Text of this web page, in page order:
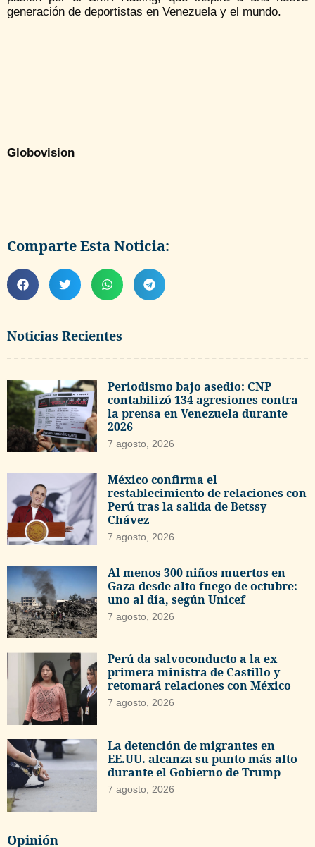
Noticias Recientes
Periodismo bajo asedio: CNP
contabilizó 134 agresiones contra
la prensa en Venezuela durante
2026
7 agosto, 2026
México confirma el
restablecimiento de relaciones con
Perú tras la salida de Betssy
Chávez
7 agosto, 2026
Al menos 300 niños muertos en
Gaza desde alto fuego de octubre:
uno al día, según Unicef
7 agosto, 2026
Perú da salvoconducto a la ex
primera ministra de Castillo y
retomará relaciones con México
7 agosto, 2026
La detención de migrantes en
EE.UU. alcanza su punto más alto
durante el Gobierno de Trump
7 agosto, 2026
Opinión
generación de deportistas en Venezuela y el mundo.
Globovision
Comparte Esta Noticia: